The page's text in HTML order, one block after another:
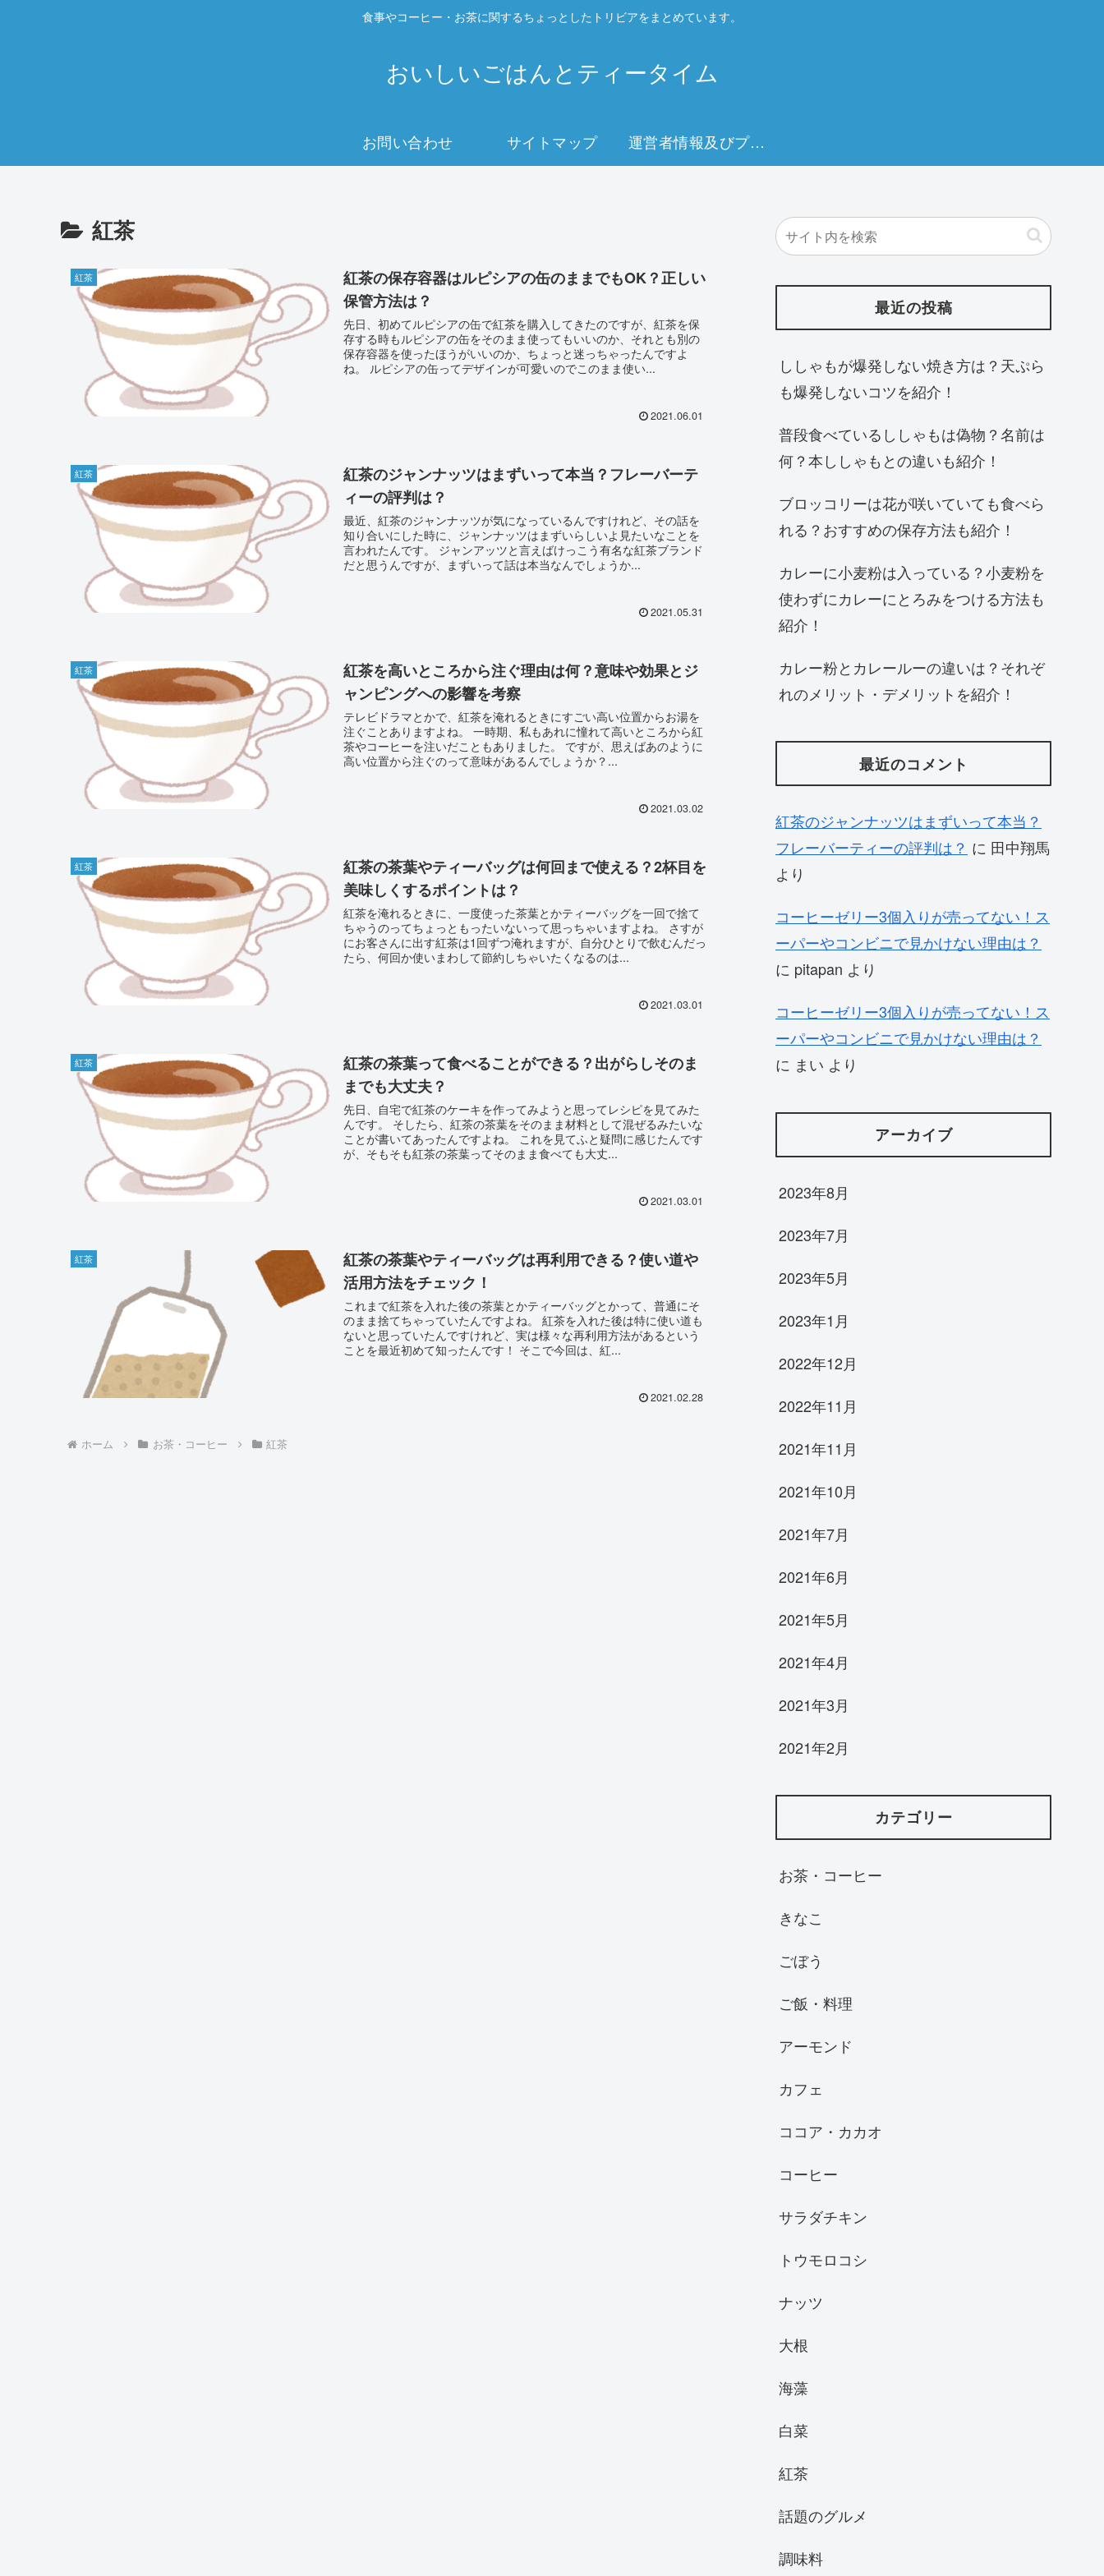
食事やコーヒー・お茶に関するちょっとしたトリビアをまとめています。
おいしいごはんとティータイム
お問い合わせ サイトマップ 運営者情報及びプラ
紅茶
紅茶
紅茶の保存容器はルピシアの缶のままでもOK？正しい
保管方法は？
先日、初めてルピシアの缶で紅茶を購入してきたのですが、紅茶を保
存する時もルピシアの缶をそのまま使ってもいいのか、それとも別の
保存容器を使ったほうがいいのか、ちょっと迷っちゃったんですよ
ね。 ルピシアの缶ってデザインが可愛いのでこのまま使い...
2021.06.01
紅茶
紅茶のジャンナッツはまずいって本当？フレーバーテ
ィーの評判は？
最近、紅茶のジャンナッツが気になっているんですけれど、その話を
知り合いにした時に、ジャンナッツはまずいらしいよ見たいなことを
言われたんです。 ジャンアッツと言えばけっこう有名な紅茶ブランド
だと思うんですが、まずいって話は本当なんでしょうか...
2021.05.31
紅茶
紅茶を高いところから注ぐ理由は何？意味や効果とジ
ャンピングへの影響を考察
テレビドラマとかで、紅茶を淹れるときにすごい高い位置からお湯を
注ぐことありますよね。 一時期、私もあれに憧れて高いところから紅
茶やコーヒーを注いだこともありました。 ですが、思えばあのように
高い位置から注ぐのって意味があるんでしょうか？...
2021.03.02
紅茶
紅茶の茶葉やティーバッグは何回まで使える？2杯目を
美味しくするポイントは？
紅茶を淹れるときに、一度使った茶葉とかティーバッグを一回で捨て
ちゃうのってちょっともったいないって思っちゃいますよね。 さすが
にお客さんに出す紅茶は1回ずつ淹れますが、自分ひとりで飲むんだっ
たら、何回か使いまわして節約しちゃいたくなるのは...
2021.03.01
紅茶
紅茶の茶葉って食べることができる？出がらしそのま
までも大丈夫？
先日、自宅で紅茶のケーキを作ってみようと思ってレシピを見てみた
んです。 そしたら、紅茶の茶葉をそのまま材料として混ぜるみたいな
ことが書いてあったんですよね。 これを見てふと疑問に感じたんです
が、そもそも紅茶の茶葉ってそのまま食べても大丈...
2021.03.01
紅茶
紅茶の茶葉やティーバッグは再利用できる？使い道や
活用方法をチェック！
これまで紅茶を入れた後の茶葉とかティーバッグとかって、普通にそ
のまま捨てちゃっていたんですよね。 紅茶を入れた後は特に使い道も
ないと思っていたんですけれど、実は様々な再利用方法があるという
ことを最近初めて知ったんです！ そこで今回は、紅...
2021.02.28
ホーム お茶・コーヒー 紅茶
最近の投稿
ししゃもが爆発しない焼き方は？天ぷら
も爆発しないコツを紹介！
普段食べているししゃもは偽物？名前は
何？本ししゃもとの違いも紹介！
ブロッコリーは花が咲いていても食べら
れる？おすすめの保存方法も紹介！
カレーに小麦粉は入っている？小麦粉を
使わずにカレーにとろみをつける方法も
紹介！
カレー粉とカレールーの違いは？それぞ
れのメリット・デメリットを紹介！
最近のコメント
紅茶のジャンナッツはまずいって本当？
フレーバーティーの評判は？ に 田中翔馬
より
コーヒーゼリー3個入りが売ってない！ス
ーパーやコンビニで見かけない理由は？
に pitapan より
コーヒーゼリー3個入りが売ってない！ス
ーパーやコンビニで見かけない理由は？
に まい より
アーカイブ
2023年8月
2023年7月
2023年5月
2023年1月
2022年12月
2022年11月
2021年11月
2021年10月
2021年7月
2021年6月
2021年5月
2021年4月
2021年3月
2021年2月
カテゴリー
お茶・コーヒー
きなこ
ごぼう
ご飯・料理
アーモンド
カフェ
ココア・カカオ
コーヒー
サラダチキン
トウモロコシ
ナッツ
大根
海藻
白菜
紅茶
話題のグルメ
調味料